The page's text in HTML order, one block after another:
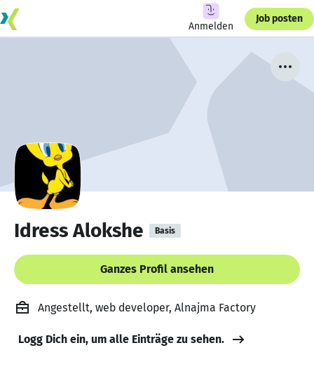
Anmelden
Job posten
Idress Alokshe Basis
Ganzes Profil ansehen
Angestellt, web developer, Alnajma Factory
Logg Dich ein, um alle Einträge zu sehen.